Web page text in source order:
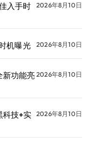
入手时
2026年8月10日
机曝光 2026年8月10日
新功能亮2026年8月10日
科技+实
2026年8月10日